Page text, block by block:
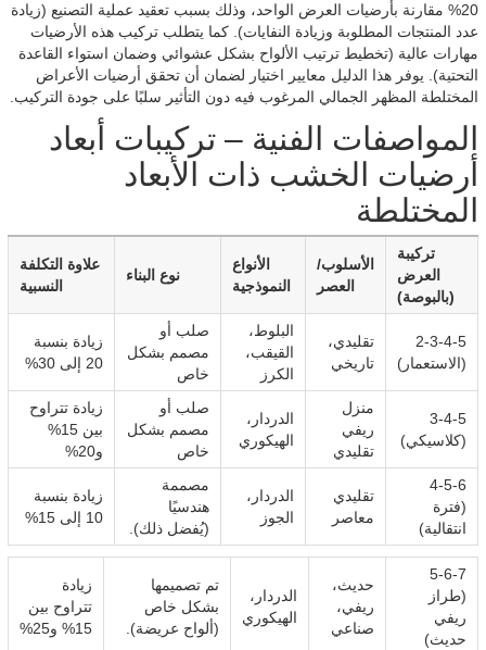
20% مقارنة بأرضيات العرض الواحد، وذلك بسبب تعقيد عملية التصنيع (زيادة
عدد المنتجات المطلوبة وزيادة النفايات). كما يتطلب تركيب هذه الأرضيات
مهارات عالية (تخطيط ترتيب الألواح بشكل عشوائي وضمان استواء القاعدة
التحتية). يوفر هذا الدليل معايير اختيار لضمان أن تحقق أرضيات الأعراض
المختلطة المظهر الجمالي المرغوب فيه دون التأثير سلبًا على جودة التركيب.
المواصفات الفنية – تركيبات أبعاد
أرضيات الخشب ذات الأبعاد
المختلطة
تركيبة
العرض
(بالبوصة)
الأسلوب/
العصر
الأنواع
النموذجية
نوع البناء
علاوة التكلفة
النسبية
2-3-4-5
(الاستعمار)
تقليدي،
تاريخي
البلوط،
القيقب،
الكرز
صلب أو
مصمم بشكل
خاص
زيادة بنسبة
20 إلى 30%
3-4-5
(كلاسيكي)
منزل
ريفي
تقليدي
الدردار،
الهيكوري
صلب أو
مصمم بشكل
خاص
زيادة تتراوح
بين 15%
و20%
4-5-6
(فترة
انتقالية)
تقليدي
معاصر
الدردار،
الجوز
مصممة
هندسيًا
(يُفضل ذلك).
زيادة بنسبة
10 إلى 15%
5-6-7
(طراز
ريفي
حديث)
حديث،
ريفي،
صناعي
الدردار،
الهيكوري
تم تصميمها
بشكل خاص
(ألواح عريضة).
زيادة
تتراوح بين
15% و25%